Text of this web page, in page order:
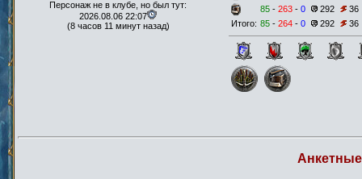
Персонаж не в клубе, но был тут:
2026.08.06 22:07
(8 часов 11 минут назад)
85 - 263 - 0 292
36
Итого: 85 - 264 - 0 292 36